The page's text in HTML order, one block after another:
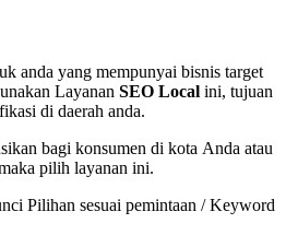
anda yang mempunyai bisnis target
Layanan SEO Local ini, tujuan
di daerah anda.
bagi konsumen di kota Anda atau
pilih layanan ini.
Pilihan sesuai pemintaan / Keyword